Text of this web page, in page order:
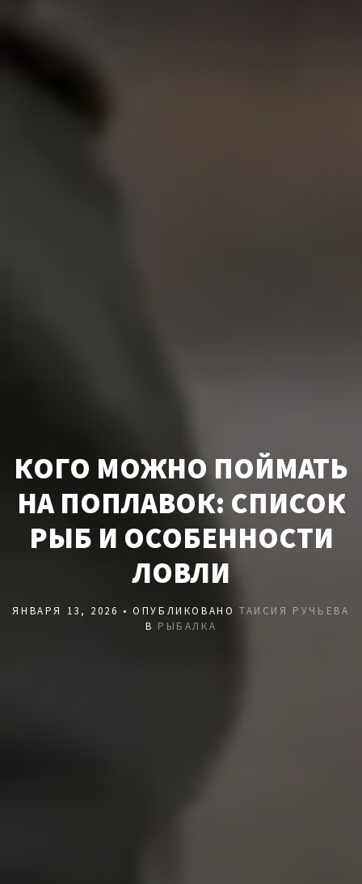
КОГО МОЖНО ПОЙМАТЬ
НА ПОПЛАВОК: СПИСОК
РЫБ И ОСОБЕННОСТИ
ЛОВЛИ
ЯНВАРЯ 13, 2026 • ОПУБЛИКОВАНОТАИСИЯ РУЧЬЕВА
В РЫБАЛКА